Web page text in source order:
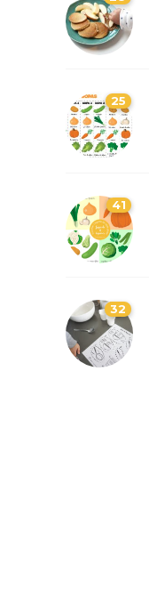
25
41
32